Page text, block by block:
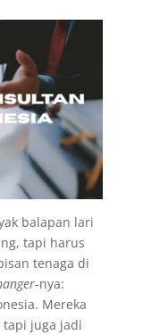
balapan lari
tapi harus
tenaga di
-nya:
Mereka
tapi juga jadi